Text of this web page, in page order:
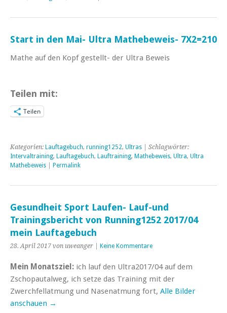
Start in den Mai- Ultra Mathebeweis- 7X2=210
Mathe auf den Kopf gestellt- der Ultra Beweis
Teilen mit:
Teilen
Kategorien: Lauftagebuch, running1252, Ultras | Schlagwörter:
Intervaltraining, Lauftagebuch, Lauftraining, Mathebeweis, Ultra, Ultra
Mathebeweis
Permalink
Gesundheit Sport Laufen- Lauf-und
Trainingsbericht von Running1252 2017/04
mein Lauftagebuch
28. April 2017 von uweanger | Keine Kommentare
Mein Monatsziel: ich lauf den Ultra2017/04 auf dem
Zschopautalweg, ich setze das Training mit der
Zwerchfellatmung und Nasenatmung fort, Alle Bilder
anschauen →